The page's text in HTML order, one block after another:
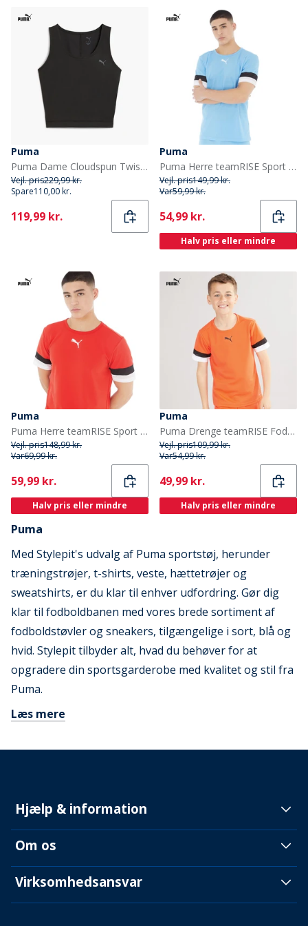
Puma
Puma Dame Cloudspun Twist Træning Tank Top Puma Black
Vejl. pris229,99 kr.
Spare110,00 kr.
Current
119,99 kr.
Puma
Puma Herre teamRISE Sport træningstrøjer Blå
Vejl. pris149,99 kr.
Var59,99 kr.
Current
54,99 kr.
Halv pris eller mindre
Puma
Puma Herre teamRISE Sport træningstrøjer Rød
Vejl. pris148,99 kr.
Var69,99 kr.
Current
59,99 kr.
Halv pris eller mindre
Puma
Puma Drenge teamRISE Fodboldtrøjer orange
Vejl. pris109,99 kr.
Var54,99 kr.
Current
49,99 kr.
Halv pris eller mindre
Puma
Med Stylepit's udvalg af Puma sportstøj, herunder
træningstrøjer, t-shirts, veste, hættetrøjer og
sweatshirts, er du klar til enhver udfordring. Gør dig
klar til fodboldbanen med vores brede sortiment af
fodboldstøvler og sneakers, tilgængelige i sort, blå og
hvid. Stylepit tilbyder alt, hvad du behøver for at
opgradere din sportsgarderobe med kvalitet og stil fra
Puma.
Læs mere
Hjælp & information
Om os
Virksomhedsansvar